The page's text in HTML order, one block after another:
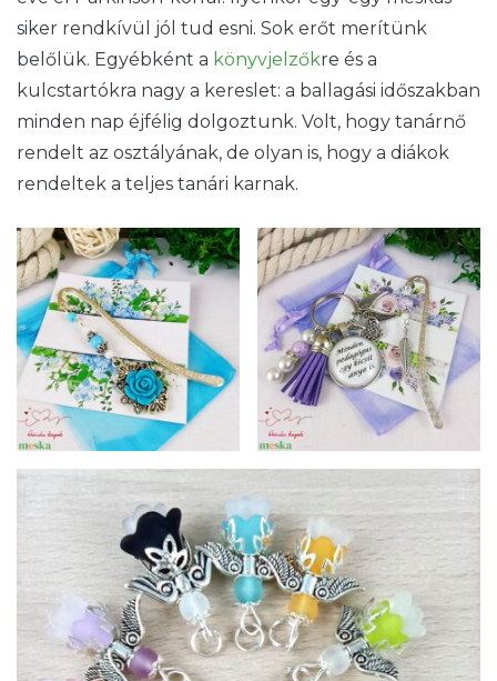
siker rendkívül jól tud esni. Sok erőt merítünk
belőlük. Egyébként a könyvjelzőkre és a
kulcstartókra nagy a kereslet: a ballagási időszakban
minden nap éjfélig dolgoztunk. Volt, hogy tanárnő
rendelt az osztályának, de olyan is, hogy a diákok
rendeltek a teljes tanári karnak.